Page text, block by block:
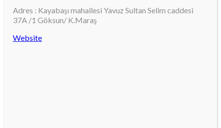
Adres : Kayabaşı mahallesi Yavuz Sultan Selim caddesi
37A /1 Göksun/ K.Maraş
Website